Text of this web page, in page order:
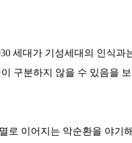
세대가 기성세대의 인식과
구분하지 않을 수 있음을 보
로 이어지는 악순환을 야기